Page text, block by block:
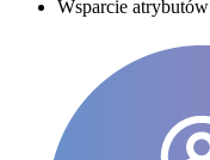
Wsparcie atrybutów